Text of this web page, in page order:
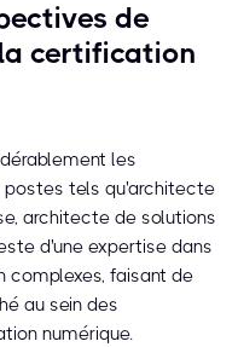
de
certification
les
tels qu'architecte
architecte de solutions
d'une expertise dans
complexes, faisant de
au sein des
numérique.